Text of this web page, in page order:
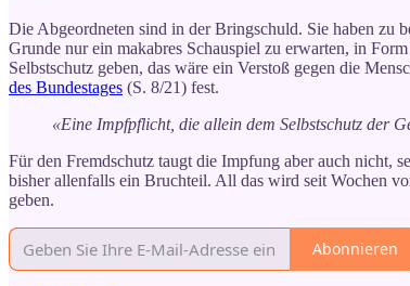
Die Abgeordneten sind in der Bringschuld. Sie haben zu
Grunde nur ein makabres Schauspiel zu erwarten, in
Selbstschutz geben, das wäre ein Verstoß gegen die
des Bundestages (S. 8/21) fest.
«Eine Impfpflicht, die allein dem Selbstschutz der
Für den Fremdschutz taugt die Impfung aber auch nicht,
bisher allenfalls ein Bruchteil. All das wird seit Wochen
geben.
Abonnieren